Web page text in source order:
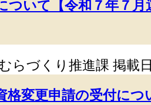
ついて【令和７年７月
らづくり推進課 掲載
格変更申請の受付につ